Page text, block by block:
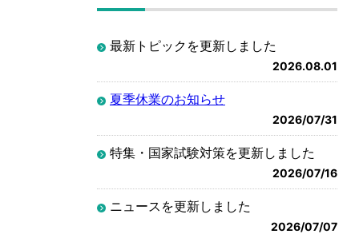
最新トピックを更新しました
2026.08.01
夏季休業のお知らせ
2026/07/31
特集・国家試験対策を更新しました
2026/07/16
ニュースを更新しました
2026/07/07